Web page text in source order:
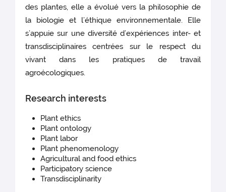
des plantes, elle a évolué vers la philosophie de
la biologie et l’éthique environnementale. Elle
s’appuie sur une diversité d’expériences inter- et
transdisciplinaires centrées sur le respect du
vivant dans les pratiques de travail
agroécologiques.
Research interests
Plant ethics
Plant ontology
Plant labor
Plant phenomenology
Agricultural and food ethics
Participatory science
Transdisciplinarity